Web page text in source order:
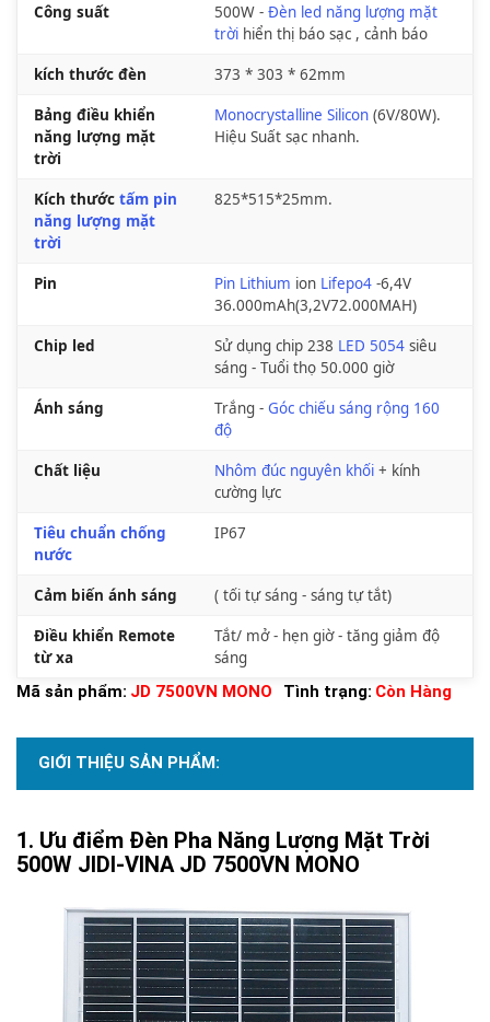
Công suất 500W - Đèn led năng lượng mặt
trời hiển thị báo sạc , cảnh báo
kích thước đèn 373 * 303 * 62mm
Bảng điều khiển
năng lượng mặt
trời
Monocrystalline Silicon (6V/80W).
Hiệu Suất sạc nhanh.
Kích thước tấm pin
năng lượng mặt
trời
825*515*25mm.
Pin Pin Lithium ion Lifepo4 -6,4V
36.000mAh(3,2V72.000MAH)
Chip led Sử dụng chip 238 LED 5054 siêu
sáng - Tuổi thọ 50.000 giờ
Ánh sáng Trắng - Góc chiếu sáng rộng 160
độ
Chất liệu Nhôm đúc nguyên khối + kính
cường lực
Tiêu chuẩn chống
nước
IP67
Cảm biến ánh sáng ( tối tự sáng - sáng tự tắt)
Điều khiển Remote
từ xa
Tắt/ mở - hẹn giờ - tăng giảm độ
sáng
Mã sản phẩm: JD 7500VN MONO Tình trạng: Còn Hàng
GIỚI THIỆU SẢN PHẨM:
Ưu điểm Đèn Pha Năng Lượng Mặt Trời
500W JIDI-VINA JD 7500VN MONO